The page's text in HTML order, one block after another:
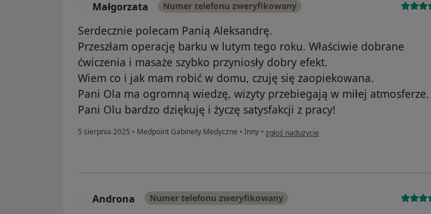
Małgorzata Numer telefonu zweryfikowany
Serdecznie polecam Panią Aleksandrę.
Przeszłam operację barku w lutym tego roku. Właściwie dobrane
ćwiczenia i masaże szybko przyniosły dobry efekt.
Wiem co i jak mam robić w domu, czuję się zaopiekowana.
Pani Ola ma ogromną wiedzę, wizyty przebiegają w miłej atmosferze.
Pani Olu bardzo dziękuję i życzę satysfakcji z pracy!
5 sierpnia 2025 • Medpoint Gabinety Medyczne • Inny • w opinii użytkownika Małgorzata
zgłoś nadużycie
Androna Numer telefonu zweryfikowany